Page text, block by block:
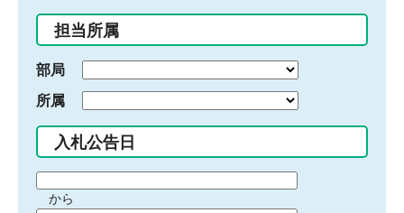
入
力
担当所属
部局
所属
入札公告日
間から